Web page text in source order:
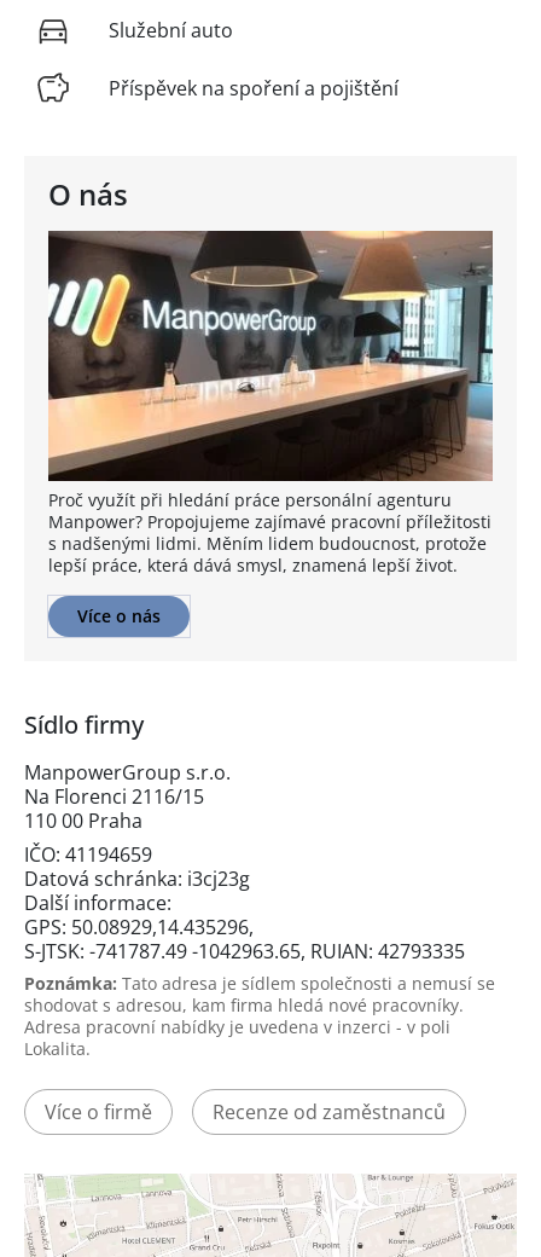
O nás
Proč využít při hledání práce personální agenturu
Manpower? Propojujeme zajímavé pracovní příležitosti
s nadšenými lidmi. Měním lidem budoucnost, protože
lepší práce, která dává smysl, znamená lepší život.
Více o nás
Služební auto
Příspěvek na spoření a pojištění
Sídlo firmy
ManpowerGroup s.r.o.
Na Florenci 2116/15
110 00 Praha
IČO: 41194659
Datová schránka: i3cj23g
Další informace:
GPS: 50.08929,14.435296,
S-JTSK: -741787.49 -1042963.65, RUIAN: 42793335
Poznámka: Tato adresa je sídlem společnosti a nemusí se
shodovat s adresou, kam firma hledá nové pracovníky.
Adresa pracovní nabídky je uvedena v inzerci - v poli
Lokalita.
Více o firmě Recenze od zaměstnanců